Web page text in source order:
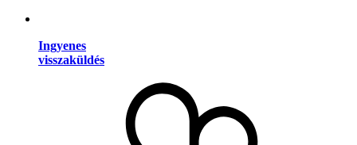
Ingyenes
visszaküldés